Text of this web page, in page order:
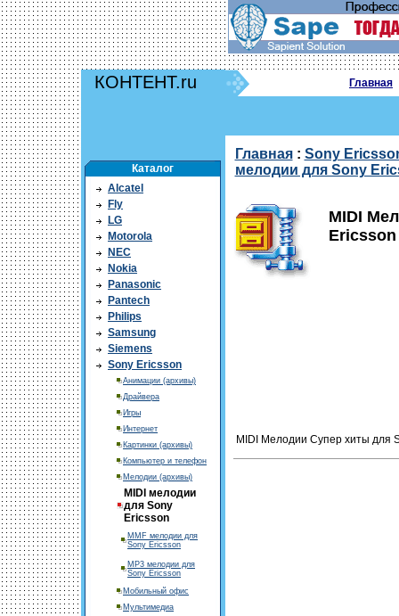
КОНТЕНТ.ru Главная
Каталог
Alcatel
Fly
LG
Motorola
NEC
Nokia
Panasonic
Pantech
Philips
Samsung
Siemens
Sony Ericsson
Анимации (архивы)
Драйвера
Игры
Интернет
Картинки (архивы)
Компьютер и телефон
Мелодии (архивы)
MIDI мелодии
для Sony
Ericsson
MMF мелодии для
Sony Ericsson
MP3 мелодии для
Sony Ericsson
Мобильный офис
Мультимедиа
Главная: Sony
мелодии для Sony
MIDI
Ericsson
MIDI Мелодии Супер хиты для